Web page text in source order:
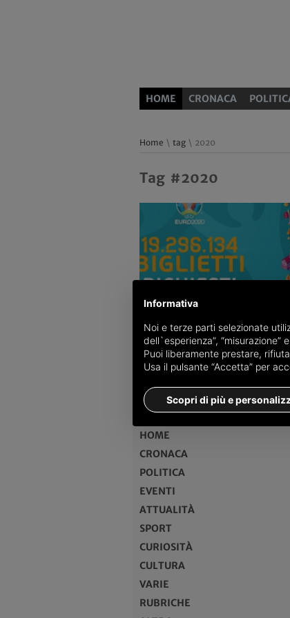
HOME CRONACA
Home \ tag \ 2020
Tag #2020
MENU
HOME
CRONACA
POLITICA
EVENTI
ATTUALITÀ
SPORT
CURIOSITÀ
CULTURA
VARIE
RUBRICHE
Informativa
Noi e terze parti selezionate
dell`esperienza”,
Puoi liberamente prestare,
Usa il pulsante “Accetta” per
Scopri di più e